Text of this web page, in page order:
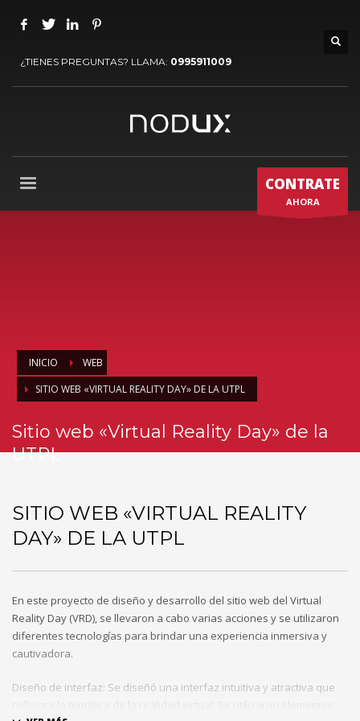
¿TIENES PREGUNTAS? LLAMA: 0995911009
CONTRATE
AHORA
INICIO
WEB
SITIO WEB «VIRTUAL REALITY DAY» DE LA UTPL
Sitio web «Virtual Reality Day» de la
UTPL
SITIO WEB «VIRTUAL REALITY
DAY» DE LA UTPL
En este proyecto de diseño y desarrollo del sitio web del Virtual
Reality Day (VRD), se llevaron a cabo varias acciones y se utilizaron
diferentes tecnologías para brindar una experiencia inmersiva y
cautivadora.
Diseño de interfaz: Se diseñó una interfaz intuitiva y atractiva que